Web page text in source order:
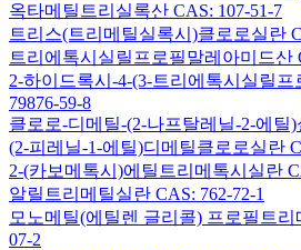
옥타메틸트리실록산 CAS: 107-51-7
트리스(트리메틸실록시)클로로실란
트리에톡시실릴프로필말레아미드산
2-하이드록시-4-(3-트리에톡시실릴
79876-59-8
클로로-디메틸-(2-나프탈레닐-2-에틸)
(2-피레닐-1-에틸)디메틸클로로실란
2-(카보메톡시)에틸트리메톡시실란
알릴트리메틸실란 CAS: 762-72-1
모노메틸(에틸렌 글리콜) 프로필트리
07-2